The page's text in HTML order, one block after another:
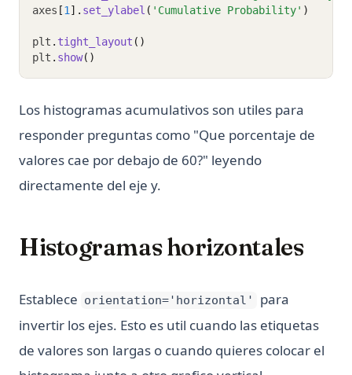
axes [1 ]. set_ylabel ( 'Cumulative Probability' )
plt . tight_layout ()
plt . show()
Los histogramas acumulativos son utiles para
responder preguntas como "Que porcentaje de
valores cae por debajo de 60?" leyendo
directamente del eje y.
Histogramas horizontales
Establece orientation='horizontal'
para
invertir los ejes. Esto es util cuando las etiquetas
de valores son largas o cuando quieres colocar el